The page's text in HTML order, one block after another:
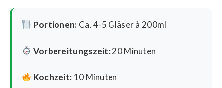
Portionen: Ca. 4-5 Gläser à 200ml
Vorbereitungszeit:20 Minuten
Kochzeit: 10 Minuten